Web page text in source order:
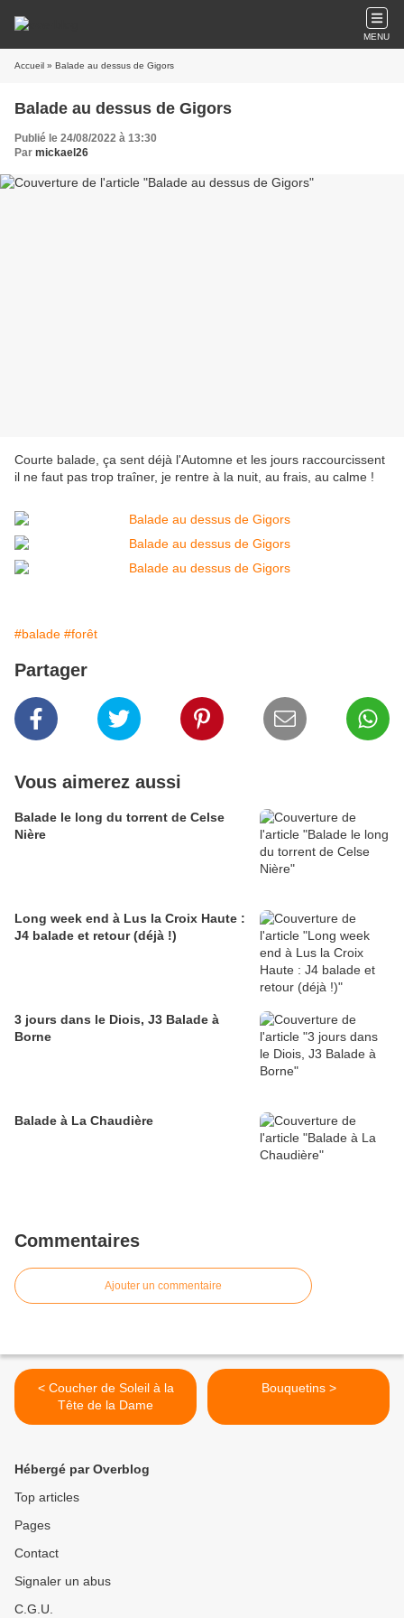
MENU
Accueil » Balade au dessus de Gigors
Balade au dessus de Gigors
Publié le 24/08/2022 à 13:30
Par mickael26
Courte balade, ça sent déjà l'Automne et les jours raccourcissent
il ne faut pas trop traîner, je rentre à la nuit, au frais, au calme !
#balade #forêt
Partager
Vous aimerez aussi
Balade le long du torrent de Celse
Nière
Long week end à Lus la Croix Haute :
J4 balade et retour (déjà !)
3 jours dans le Diois, J3 Balade à
Borne
Balade à La Chaudière
Commentaires
Ajouter un commentaire
< Coucher de Soleil à la
Tête de la Dame
Bouquetins >
Hébergé par Overblog
Top articles
Pages
Contact
Signaler un abus
C.G.U.